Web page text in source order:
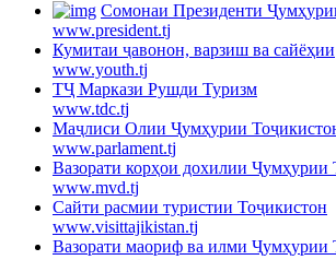
Cомонаи Президенти
www.president.tj
Кумитаи ҷавонон, варзиш ва сайёҳии
www.youth.tj
ТҶ Маркази Рушди Туризм
www.tdc.tj
Маҷлиси Олии Ҷумҳурии
www.parlament.tj
Вазорати корҳои дохилии Ҷумҳурии
www.mvd.tj
Сайти расмии туристии Тоҷикистон
www.visittajikistan.tj
Вазорати маориф ва илми Ҷумҳурии